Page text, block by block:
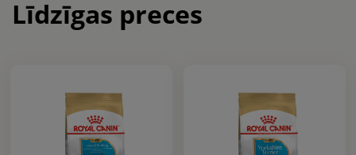
Līdzīgas preces